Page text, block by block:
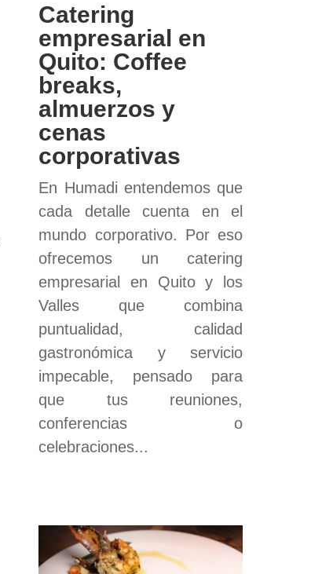
Catering
empresarial en
Quito: Coffee
breaks,
almuerzos y
cenas
corporativas
En Humadi entendemos que
cada detalle cuenta en el
mundo corporativo. Por eso
ofrecemos un catering
empresarial en Quito y los
Valles que combina
puntualidad, calidad
gastronómica y servicio
impecable, pensado para
que tus reuniones,
conferencias o
celebraciones...